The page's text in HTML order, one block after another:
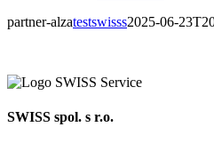
partner-alzatestswisss2025-06-
SWISS spol. s r.o.